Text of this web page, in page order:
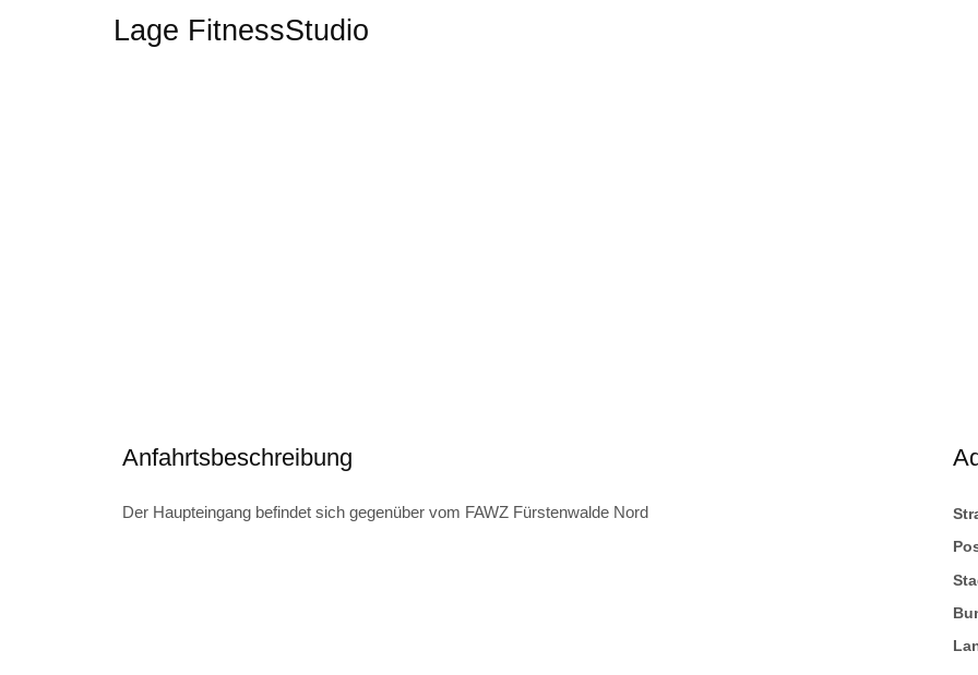
Lage FitnessStudio
Anfahrtsbeschreibung
Der Haupteingang befindet sich gegenüber vom FAWZ Fürstenwalde Nord